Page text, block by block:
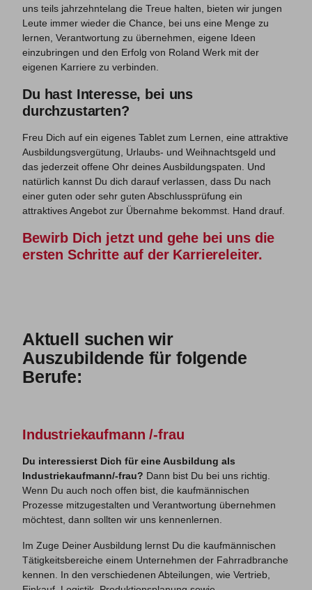
uns teils jahrzehntelang die Treue halten, bieten wir jungen
Leute immer wieder die Chance, bei uns eine Menge zu
lernen, Verantwortung zu übernehmen, eigene Ideen
einzubringen und den Erfolg von Roland Werk mit der
eigenen Karriere zu verbinden.
Du hast Interesse, bei uns
durchzustarten?
Freu Dich auf ein eigenes Tablet zum Lernen, eine attraktive
Ausbildungsvergütung, Urlaubs- und Weihnachtsgeld und
das jederzeit offene Ohr deines Ausbildungspaten. Und
natürlich kannst Du dich darauf verlassen, dass Du nach
einer guten oder sehr guten Abschlussprüfung ein
attraktives Angebot zur Übernahme bekommst. Hand drauf.
Bewirb Dich jetzt und gehe bei uns die
ersten Schritte auf der Karriereleiter.
Aktuell suchen wir
Auszubildende für folgende
Berufe:
Industriekaufmann /-frau
Du interessierst Dich für eine Ausbildung als
Industriekaufmann/-frau? Dann bist Du bei uns richtig.
Wenn Du auch noch offen bist, die kaufmännischen
Prozesse mitzugestalten und Verantwortung übernehmen
möchtest, dann sollten wir uns kennenlernen.
Im Zuge Deiner Ausbildung lernst Du die kaufmännischen
Tätigkeitsbereiche einem Unternehmen der Fahrradbranche
kennen. In den verschiedenen Abteilungen, wie Vertrieb,